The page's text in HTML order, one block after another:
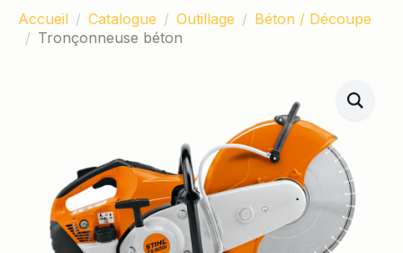
Accueil
Catalogue Outillage
Béton / Découpe
Tronçonneuse béton